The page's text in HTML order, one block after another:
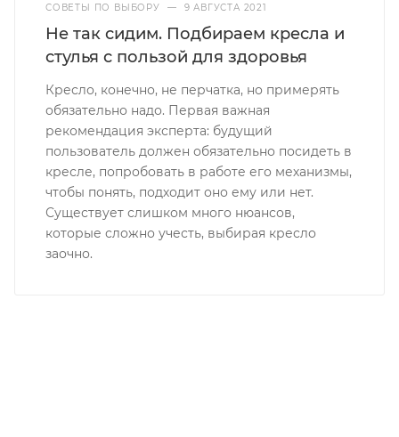
СОВЕТЫ ПО ВЫБОРУ — 9 АВГУСТА 2021
Не так сидим. Подбираем кресла и
стулья с пользой для здоровья
Кресло, конечно, не перчатка, но примерять
обязательно надо. Первая важная
рекомендация эксперта: будущий
пользователь должен обязательно посидеть в
кресле, попробовать в работе его механизмы,
чтобы понять, подходит оно ему или нет.
Существует слишком много нюансов,
которые сложно учесть, выбирая кресло
заочно.